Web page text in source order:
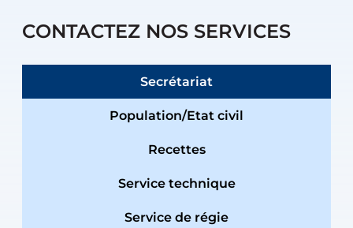
CONTACTEZ NOS SERVICES
Secrétariat
Population/Etat civil
Recettes
Service technique
Service de régie